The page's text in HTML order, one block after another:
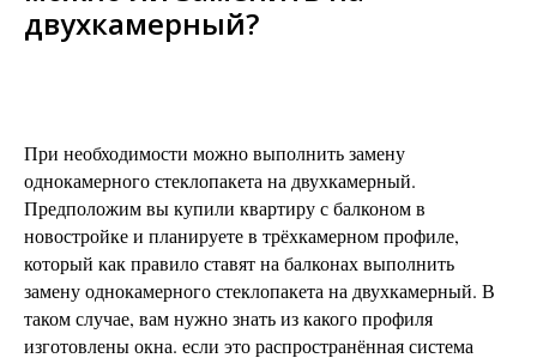
двухкамерный?
При необходимости можно выполнить замену
однокамерного стеклопакета на двухкамерный.
Предположим вы купили квартиру с балконом в
новостройке и планируете в трёхкамерном профиле,
который как правило ставят на балконах выполнить
замену однокамерного стеклопакета на двухкамерный. В
таком случае, вам нужно знать из какого профиля
изготовлены окна. если это распространённая система